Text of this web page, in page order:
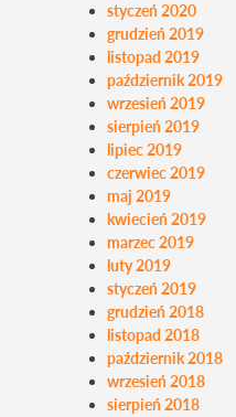
styczeń 2020
grudzień 2019
listopad 2019
październik 2019
wrzesień 2019
sierpień 2019
lipiec 2019
czerwiec 2019
maj 2019
kwiecień 2019
marzec 2019
luty 2019
styczeń 2019
grudzień 2018
listopad 2018
październik 2018
wrzesień 2018
sierpień 2018